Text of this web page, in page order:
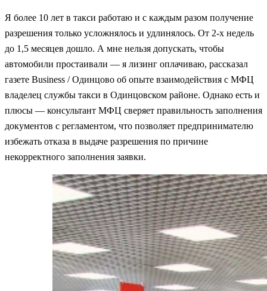
Я более 10 лет в такси работаю и с каждым разом получение
разрешения только усложнялось и удлинялось. От 2-х недель
до 1,5 месяцев дошло. А мне нельзя допускать, чтобы
автомобили простаивали — я лизинг оплачиваю, рассказал
газете Business / Одинцово об опыте взаимодействия с МФЦ
владелец службы такси в Одинцовском районе. Однако есть и
плюсы — консультант МФЦ сверяет правильность заполнения
документов с регламентом, что позволяет предпринимателю
избежать отказа в выдаче разрешения по причине
некорректного заполнения заявки.